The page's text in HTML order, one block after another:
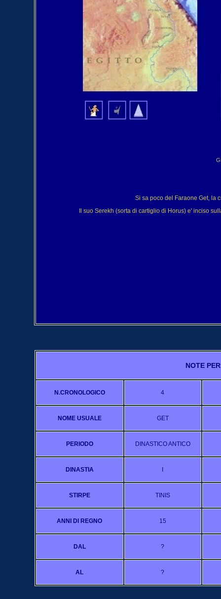
Si sa poco del Faraone Get, la
Il suo Serekh (sorta di cartiglio di Horus) e' inciso
NOTE
N.CRONOLOGICO 4
NOME USUALE GET
PERIODO DINASTICO ANTICO
DINASTIA
STIRPE TINIS
ANNI DI REGNO 15
DAL ?
AL ?